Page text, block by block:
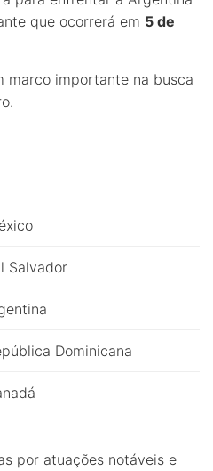
que ocorrerá em 5 de
marco importante na busca
Salvador
Dominicana
por atuações notáveis e